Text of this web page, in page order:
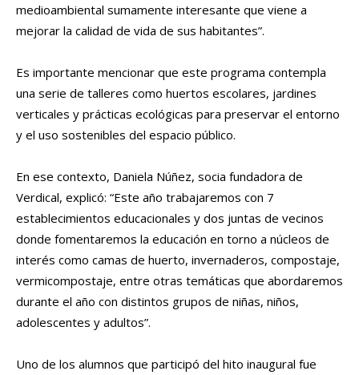
medioambiental sumamente interesante que viene a
mejorar la calidad de vida de sus habitantes”.
Es importante mencionar que este programa contempla
una serie de talleres como huertos escolares, jardines
verticales y prácticas ecológicas para preservar el entorno
y el uso sostenibles del espacio público.
En ese contexto, Daniela Núñez, socia fundadora de
Verdical, explicó: “Este año trabajaremos con 7
establecimientos educacionales y dos juntas de vecinos
donde fomentaremos la educación en torno a núcleos de
interés como camas de huerto, invernaderos, compostaje,
vermicompostaje, entre otras temáticas que abordaremos
durante el año con distintos grupos de niñas, niños,
adolescentes y adultos”.
Uno de los alumnos que participó del hito inaugural fue